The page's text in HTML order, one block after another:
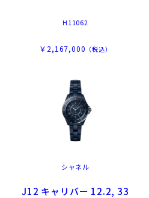
H11062
￥2,167,000 （税込）
シャネル
J12 キャリバー 12.2, 33